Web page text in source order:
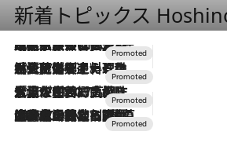
新着トピックス
2026.7.31
【ホテル帰省】という選択肢をOMOが提案。家族とほどよい距離を保つには「昼は実家、夜は気兼ねなくホテルで！」
2026.7.24
【夏限定ディナーコース】旬を迎える稚鮎や花ズッキーニなどをイタリア・トスカーナの郷土料理の手法で満喫！
2026.7.17
「土佐和ハーブかき氷」がOMO7高知に登場！生姜、山椒、大葉など目にも舌にも涼を呼ぶ郷土の味
2026.7.10
NEW OPEN！【界 草津】名湯の地に誕生。趣の異なる2種の温泉と上州ならではの会席・蕎麦割烹など美食を味わう究極の癒やし旅